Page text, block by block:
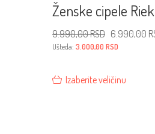
Ženske cipele
9.990,00RSD Originalna
cena
je
bila:
9.990,00
6.990,00
Ušteda: 3.000,00 RSD
Izaberite veličinu